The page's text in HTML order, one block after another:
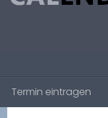
Termin eintragen